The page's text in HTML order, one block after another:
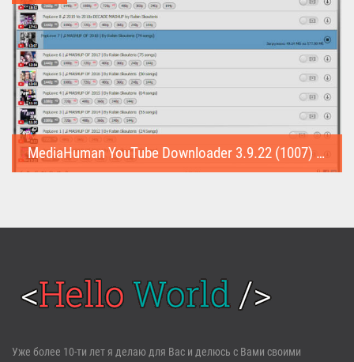
MediaHuman YouTube Downloader 3.9.22 (1007) (Repack & Portable)
Войти
Уже более 10-ти лет я делаю для Вас и делюсь с Вами своими